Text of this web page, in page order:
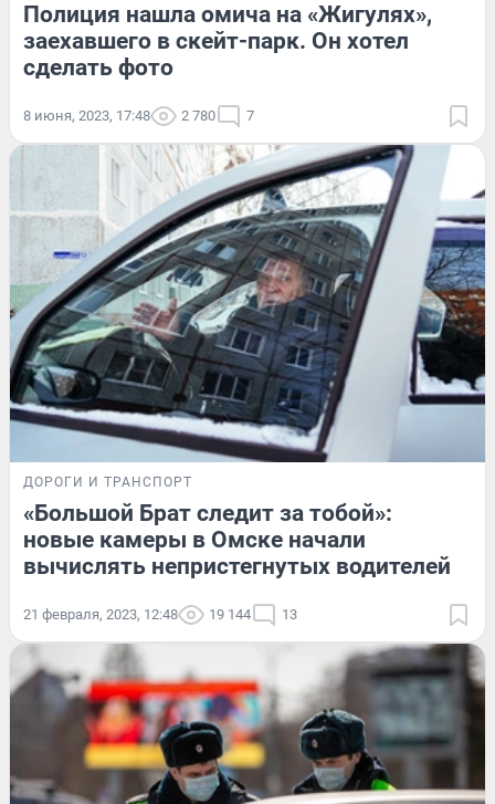
Полиция нашла омича на «Жигулях»,
заехавшего в скейт-парк. Он хотел
сделать фото
8 июня, 2023, 17:48 2 780 7
ДОРОГИ И ТРАНСПОРТ
«Большой Брат следит за тобой»:
новые камеры в Омске начали
вычислять непристегнутых водителей
21 февраля, 2023, 12:48 19 144 13